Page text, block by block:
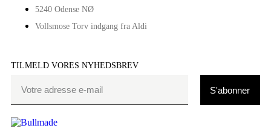
5240 Odense NØ
Vollsmose Torv indgang fra Aldi
TILMELD VORES NYHEDSBREV
S'abonner